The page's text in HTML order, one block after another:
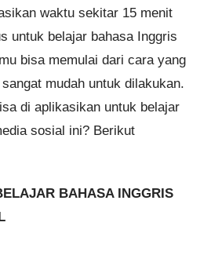
waktu sekitar 15 menit
untuk belajar bahasa Inggris
bisa memulai dari cara yang
mudah untuk dilakukan.
di aplikasikan untuk belajar
sosial ini? Berikut
BAHASA INGGRIS